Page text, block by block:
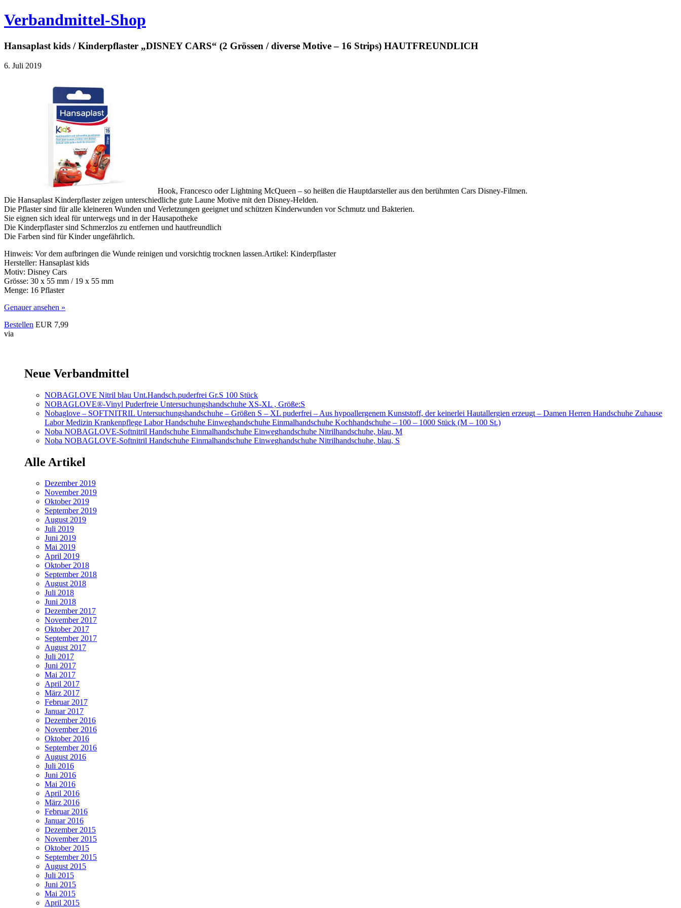
Verbandmittel-Shop
Hansaplast kids / Kinderpflaster „DISNEY CARS“ (2 Grössen / diverse Motive – 16 Strips) HAUTFREUNDLICH
6. Juli 2019
Hook, Francesco oder Lightning McQueen – so heißen die Hauptdarsteller aus den berühmten Cars Disney-Filmen.
Die Hansaplast Kinderpflaster zeigen unterschiedliche gute Laune Motive mit den Disney-Helden.
Die Pflaster sind für alle kleineren Wunden und Verletzungen geeignet und schützen Kinderwunden vor Schmutz und Bakterien.
Sie eignen sich ideal für unterwegs und in der Hausapotheke
Die Kinderpflaster sind Schmerzlos zu entfernen und hautfreundlich
Die Farben sind für Kinder ungefährlich.
Hinweis: Vor dem aufbringen die Wunde reinigen und vorsichtig trocknen lassen.Artikel: Kinderpflaster
Hersteller: Hansaplast kids
Motiv: Disney Cars
Grösse: 30 x 55 mm / 19 x 55 mm
Menge: 16 Pflaster
Genauer ansehen »
Bestellen EUR 7,99
via
Neue Verbandmittel
NOBAGLOVE Nitril blau Unt.Handsch.puderfrei Gr.S 100 Stück
NOBAGLOVE®-Vinyl Puderfreie Untersuchungshandschuhe XS-XL , Größe:S
Nobaglove – SOFTNITRIL Untersuchungshandschuhe – Größen S – XL puderfrei – Aus hypoallergenem Kunststoff, der keinerlei Hautallergien erzeugt – Damen Herren Handschuhe Zuhause
Labor Medizin Krankenpflege Labor Handschuhe Einweghandschuhe Einmalhandschuhe Kochhandschuhe – 100 – 1000 Stück (M – 100 St.)
Noba NOBAGLOVE-Softnitril Handschuhe Einmalhandschuhe Einweghandschuhe Nitrilhandschuhe, blau, M
Noba NOBAGLOVE-Softnitril Handschuhe Einmalhandschuhe Einweghandschuhe Nitrilhandschuhe, blau, S
Alle Artikel
Dezember 2019
November 2019
Oktober 2019
September 2019
August 2019
Juli 2019
Juni 2019
Mai 2019
April 2019
Oktober 2018
September 2018
August 2018
Juli 2018
Juni 2018
Dezember 2017
November 2017
Oktober 2017
September 2017
August 2017
Juli 2017
Juni 2017
Mai 2017
April 2017
März 2017
Februar 2017
Januar 2017
Dezember 2016
November 2016
Oktober 2016
September 2016
August 2016
Juli 2016
Juni 2016
Mai 2016
April 2016
März 2016
Februar 2016
Januar 2016
Dezember 2015
November 2015
Oktober 2015
September 2015
August 2015
Juli 2015
Juni 2015
Mai 2015
April 2015